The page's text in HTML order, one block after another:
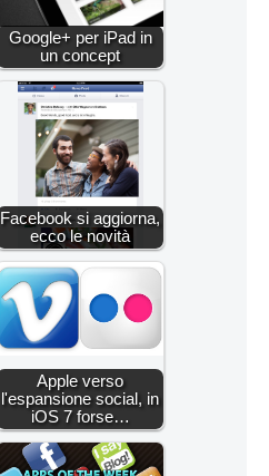
Google+ per iPad in
un concept
Facebook si aggiorna,
ecco le novità
Apple verso
l'espansione social, in
iOS 7 forse…